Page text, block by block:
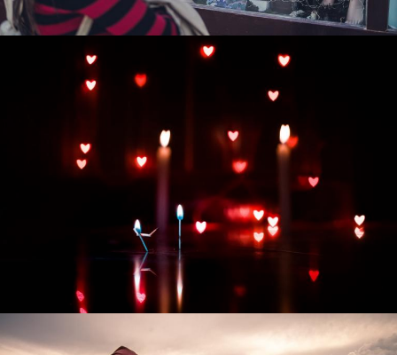
Развитие интернет-магазина "Всё для
праздника"
Смотреть проект